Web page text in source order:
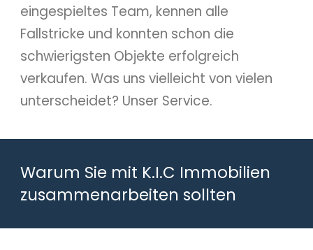
eingespieltes Team, kennen alle
Fallstricke und konnten schon die
schwierigsten Objekte erfolgreich
verkaufen. Was uns vielleicht von vielen
unterscheidet? Unser Service.
Warum Sie mit K.I.C Immobilien
zusammenarbeiten sollten